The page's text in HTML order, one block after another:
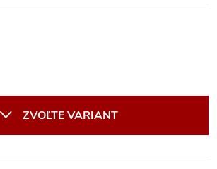
ZVOĽTE VARIANT